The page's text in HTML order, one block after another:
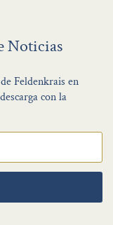
Noticias
Feldenkrais en
con la